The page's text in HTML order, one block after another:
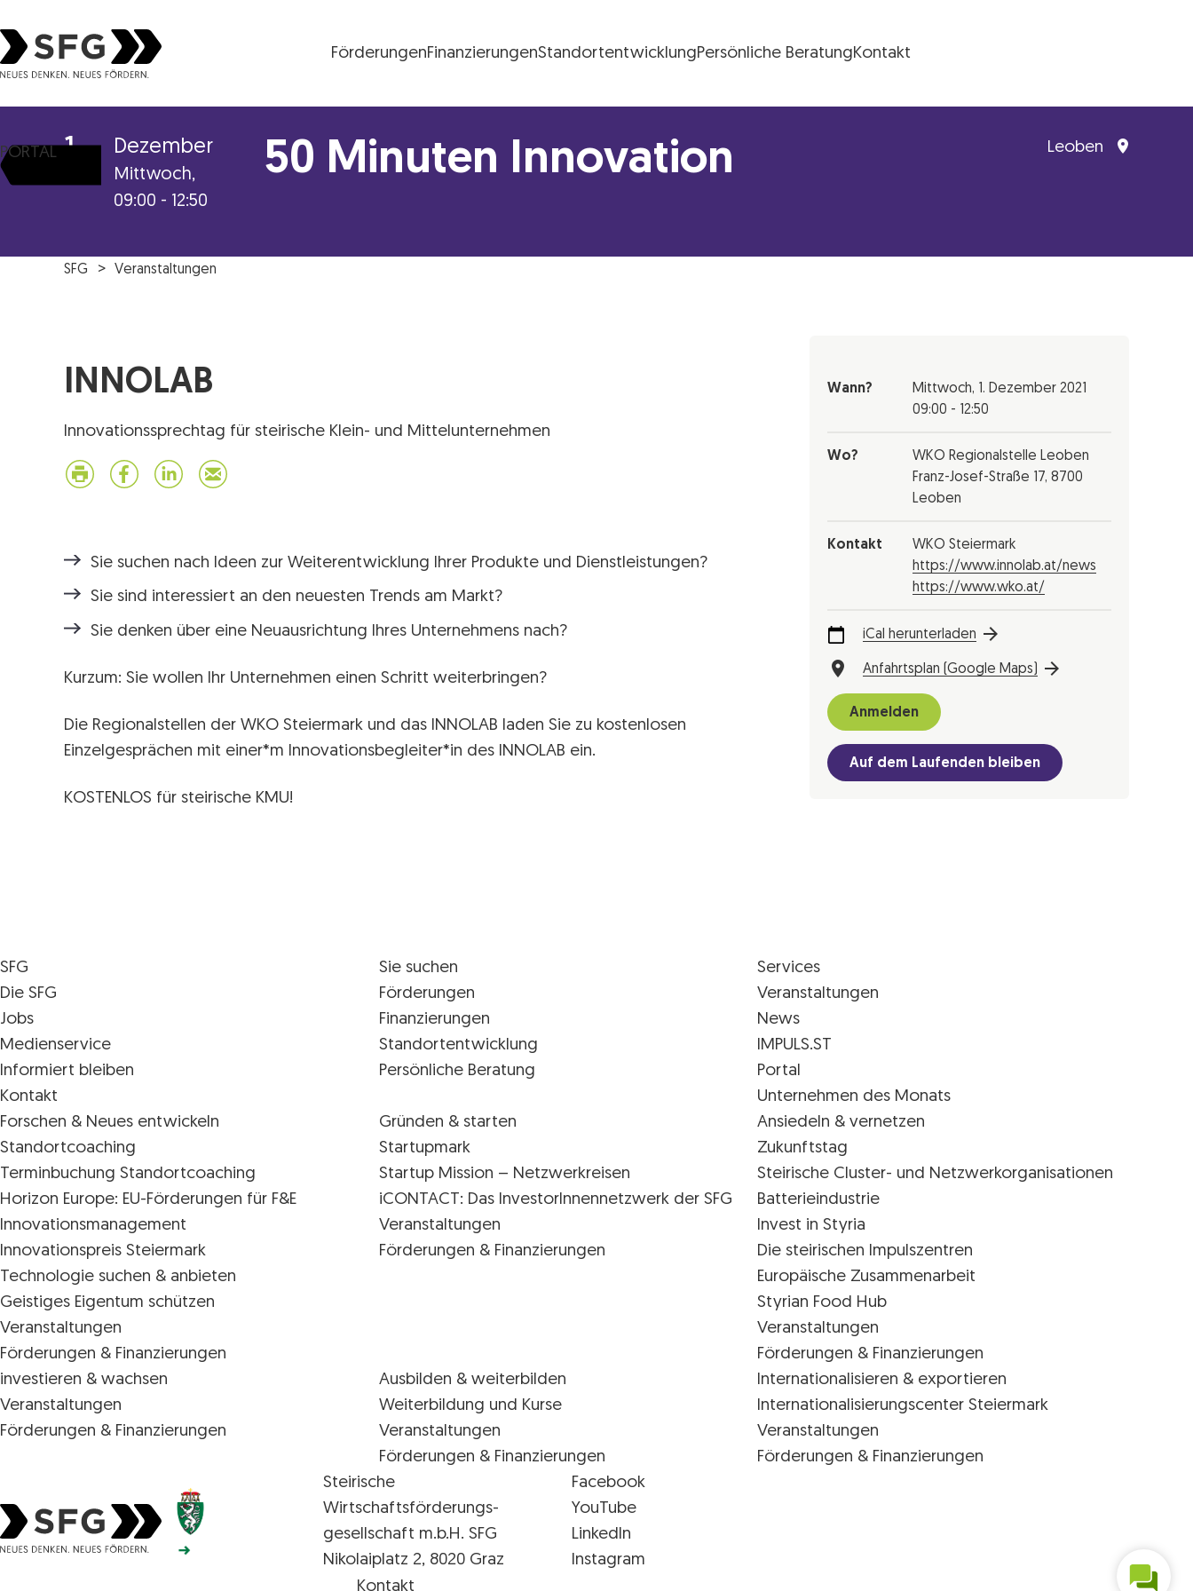
FörderungenFinanzierungenStandortentwicklungPersönliche BeratungKontakt
PORTAL 1 Dezember
Mittwoch,
09:00 - 12:50
50 Minuten Innovation Leoben
SFG Veranstaltungen
INNOLAB
Innovationssprechtag für steirische Klein- und Mittelunternehmen
Sie suchen nach Ideen zur Weiterentwicklung Ihrer Produkte und Dienstleistungen?
Sie sind interessiert an den neuesten Trends am Markt?
Sie denken über eine Neuausrichtung Ihres Unternehmens nach?
Kurzum: Sie wollen Ihr Unternehmen einen Schritt weiterbringen?
Die Regionalstellen der WKO Steiermark und das INNOLAB laden Sie zu kostenlosen
Einzelgesprächen mit einer*m Innovationsbegleiter*in des INNOLAB ein.
KOSTENLOS für steirische KMU!
Wann? Mittwoch,
1. Dezember 2021
09:00 - 12:50
Wo?
WKO Regionalstelle Leoben
Franz-Josef-Straße 17, 8700
Leoben
Kontakt
WKO Steiermark
https://www.innolab.at/news
https://www.wko.at/
iCal herunterladen
Anfahrtsplan (Google Maps)
Anmelden
Auf dem Laufenden bleiben
SFG
Die SFG
Jobs
Medienservice
Informiert bleiben
Kontakt
Sie suchen
Förderungen
Finanzierungen
Standortentwicklung
Persönliche Beratung
Services
Veranstaltungen
News
IMPULS.ST
Portal
Unternehmen des Monats
Forschen & Neues entwickeln
Standortcoaching
Terminbuchung Standortcoaching
Horizon Europe: EU-Förderungen für F&E
Innovations­management
Innovationspreis Steiermark
Technologie suchen & anbieten
Geistiges Eigentum schützen
Veranstaltungen
Förderungen & Finanzierungen
Gründen & starten
Startupmark
Startup Mission – Netzwerkreisen
iCONTACT: Das InvestorInnennetzwerk der SFG
Veranstaltungen
Förderungen & Finanzierungen
Ansiedeln & vernetzen
Zukunftstag
Steirische Cluster- und Netzwerkorganisationen
Batterieindustrie
Invest in Styria
Die steirischen Impulszentren
Europäische Zusammenarbeit
Styrian Food Hub
Veranstaltungen
Förderungen & Finanzierungen
investieren & wachsen
Veranstaltungen
Förderungen & Finanzierungen
Ausbilden & weiterbilden
Weiterbildung und Kurse
Veranstaltungen
Förderungen & Finanzierungen
Internationalisieren & exportieren
Internationalisierungscenter Steiermark
Veranstaltungen
Förderungen & Finanzierungen
Steirische Wirtschaftsförderungsgesellschaft mbH SFG Logo
Steirische
Wirtschaftsförderungs-
gesellschaft m.b.H. SFG
Nikolaiplatz 2, 8020 Graz
Kontakt
Facebook
YouTube
LinkedIn
Instagram